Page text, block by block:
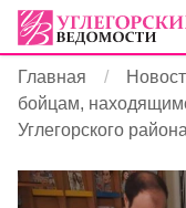
Главная
бойцам,
Углегорского района